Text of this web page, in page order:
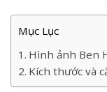
Mục Lục
Hình ảnh Ben
Kích thước và